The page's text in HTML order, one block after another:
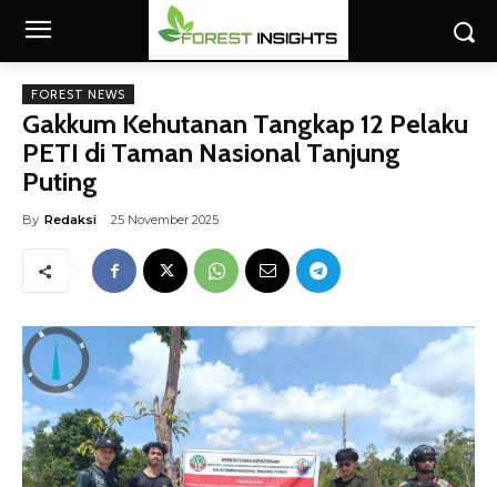
FOREST NEWS
Gakkum Kehutanan Tangkap 12 Pelaku
PETI di Taman Nasional Tanjung
Puting
By Redaksi 25 November 2025